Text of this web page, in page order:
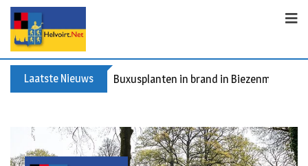
Laatste Nieuws Buxusplanten in brand in Biezenmortel,